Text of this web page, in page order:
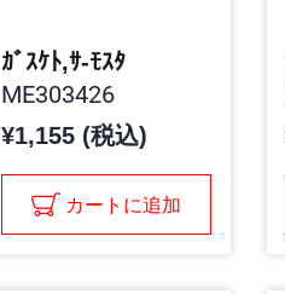
ｶﾞｽｹﾄ,ｻ-ﾓｽﾀ
ME303426
¥1,155 (税込)
カートに追加